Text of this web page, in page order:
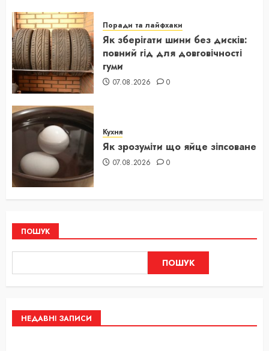
Поради та лайфхаки
Як зберігати шини без дисків:
повний гід для довговічності
гуми
07.08.2026 0
Кухня
Як зрозуміти що яйце зіпсоване
07.08.2026 0
ПОШУК
ПОШУК
НЕДАВНІ ЗАПИСИ